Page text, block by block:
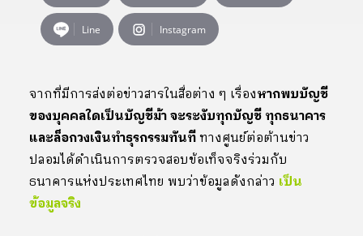
Line Instagram
จากที่มีการส่งต่อข่าวสารในสื่อต่าง ๆ เรื่องหากพบบัญชี
ของบุคคลใดเป็นบัญชีม้า จะระงับทุกบัญชี ทุกธนาคาร
และล็อกวงเงินทำธุรกรรมทันทีทางศูนย์ต่อต้านข่าว
ปลอมได้ดำเนินการตรวจสอบข้อเท็จจริงร่วมกับ
ธนาคารแห่งประเทศไทย พบว่าข้อมูลดังกล่าว เป็น
ข้อมูลจริง